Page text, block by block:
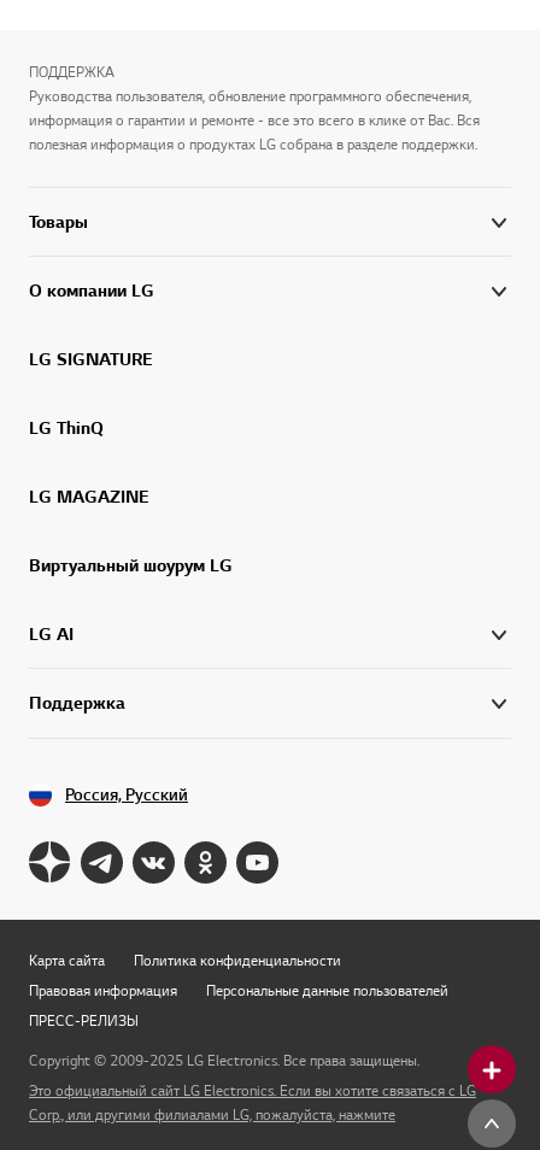
ПОДДЕРЖКА
Руководства пользователя, обновление программного обеспечения,
информация о гарантии и ремонте - все это всего в клике от Вас. Вся
полезная информация о продуктах LG собрана в разделе поддержки.
Товары
О компании LG
LG SIGNATURE
LG ThinQ
LG MAGAZINE
Виртуальный шоурум LG
LG AI
Поддержка
Россия, Русский
Карта сайта
Политика конфиденциальности
Правовая информация
Персональные данные пользователей
ПРЕСС-РЕЛИЗЫ
Copyright © 2009-2025 LG Electronics. Все права защищены.
Это официальный сайт LG Electronics. Если вы хотите связаться с LG
Corp., или другими филиалами LG, пожалуйста, нажмите